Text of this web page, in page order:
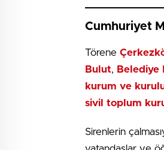
Cumhuriyet
Törene
Bulut, Belediye
kurum ve
sivil toplum
Sirenlerin